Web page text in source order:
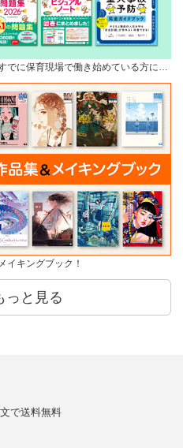
でに保育現場で働き始めている方に…
イキングブック！
っと見る
で送料無料